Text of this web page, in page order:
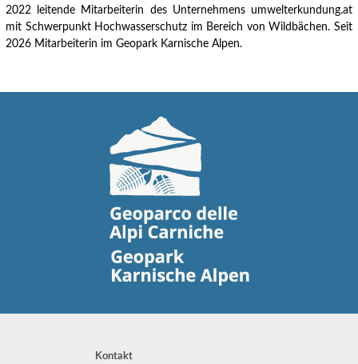
2022 leitende Mitarbeiterin des Unternehmens umwelterkundung.at
mit Schwerpunkt Hochwasserschutz im Bereich von Wildbächen. Seit
2026 Mitarbeiterin im Geopark Karnische Alpen.
Kontakt